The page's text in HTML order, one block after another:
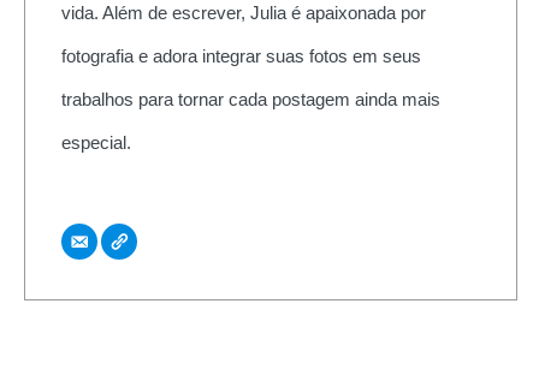
vida. Além de escrever, Julia é apaixonada por
fotografia e adora integrar suas fotos em seus
trabalhos para tornar cada postagem ainda mais
especial.